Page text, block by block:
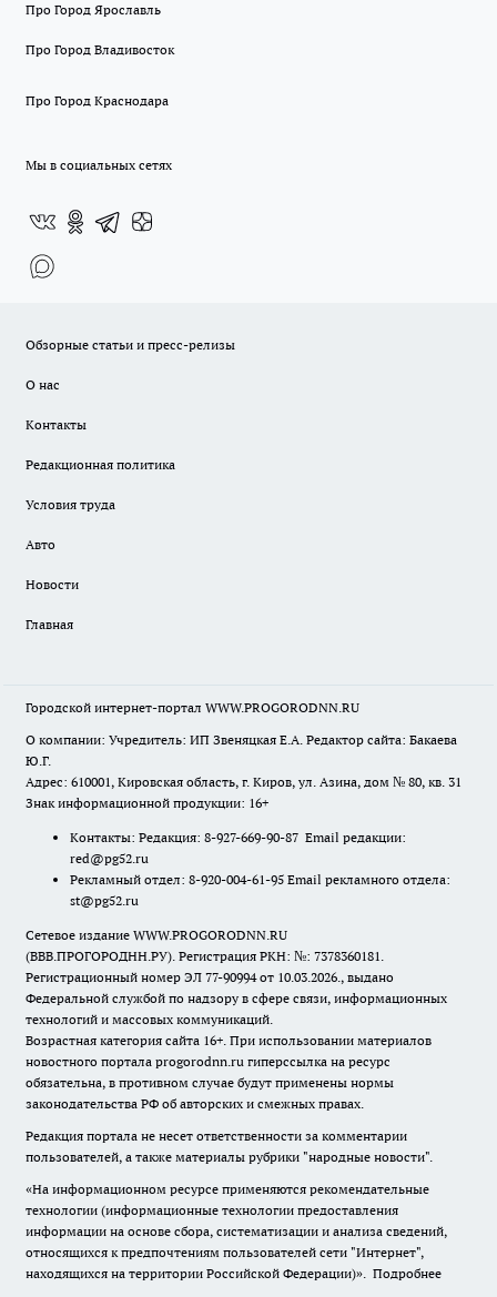
Про Город Ярославль
Про Город Владивосток
Про Город Краснодара
Мы в социальных сетях
Обзорные статьи и пресс-релизы
О нас
Контакты
Редакционная политика
Условия труда
Авто
Новости
Главная
Городской интернет-портал WWW.PROGORODNN.RU
О компании: Учредитель: ИП Звеняцкая Е.А. Редактор сайта: Бакаева
Ю.Г.
Адрес: 610001, Кировская область, г. Киров, ул. Азина, дом № 80, кв. 31
Знак информационной продукции: 16+
Контакты: Редакция: 8-927-669-90-87 Email редакции:
red@pg52.ru
Рекламный отдел: 8-920-004-61-95 Email рекламного отдела:
st@pg52.ru
Сетевое издание WWW.PROGORODNN.RU
(ВВВ.ПРОГОРОДНН.РУ). Регистрация РКН: №: 7378360181.
Регистрационный номер ЭЛ 77-90994 от 10.03.2026., выдано
Федеральной службой по надзору в сфере связи, информационных
технологий и массовых коммуникаций.
Возрастная категория сайта 16+. При использовании материалов
новостного портала progorodnn.ru гиперссылка на ресурс
обязательна, в противном случае будут применены нормы
законодательства РФ об авторских и смежных правах.
Редакция портала не несет ответственности за комментарии
пользователей, а также материалы рубрики "народные новости".
«На информационном ресурсе применяются рекомендательные
технологии (информационные технологии предоставления
информации на основе сбора, систематизации и анализа сведений,
относящихся к предпочтениям пользователей сети "Интернет",
находящихся на территории Российской Федерации)». Подробнее